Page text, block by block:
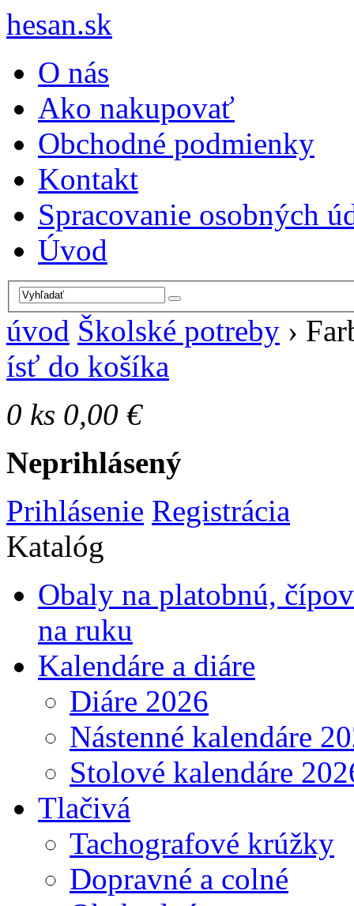
hesan.sk
O nás
Ako nakupovať
Obchodné podmienky
Kontakt
Spracovanie osobných
Úvod
úvod Školské potreby ›
ísť do košíka
0 ks 0,00 €
Neprihlásený
Prihlásenie Registrácia
Katalóg
Obaly na platobnú,
na ruku
Kalendáre a diáre
Diáre 2026
Nástenné kalendáre
Stolové kalendáre
Tlačivá
Tachografové krúžky
Dopravné a colné